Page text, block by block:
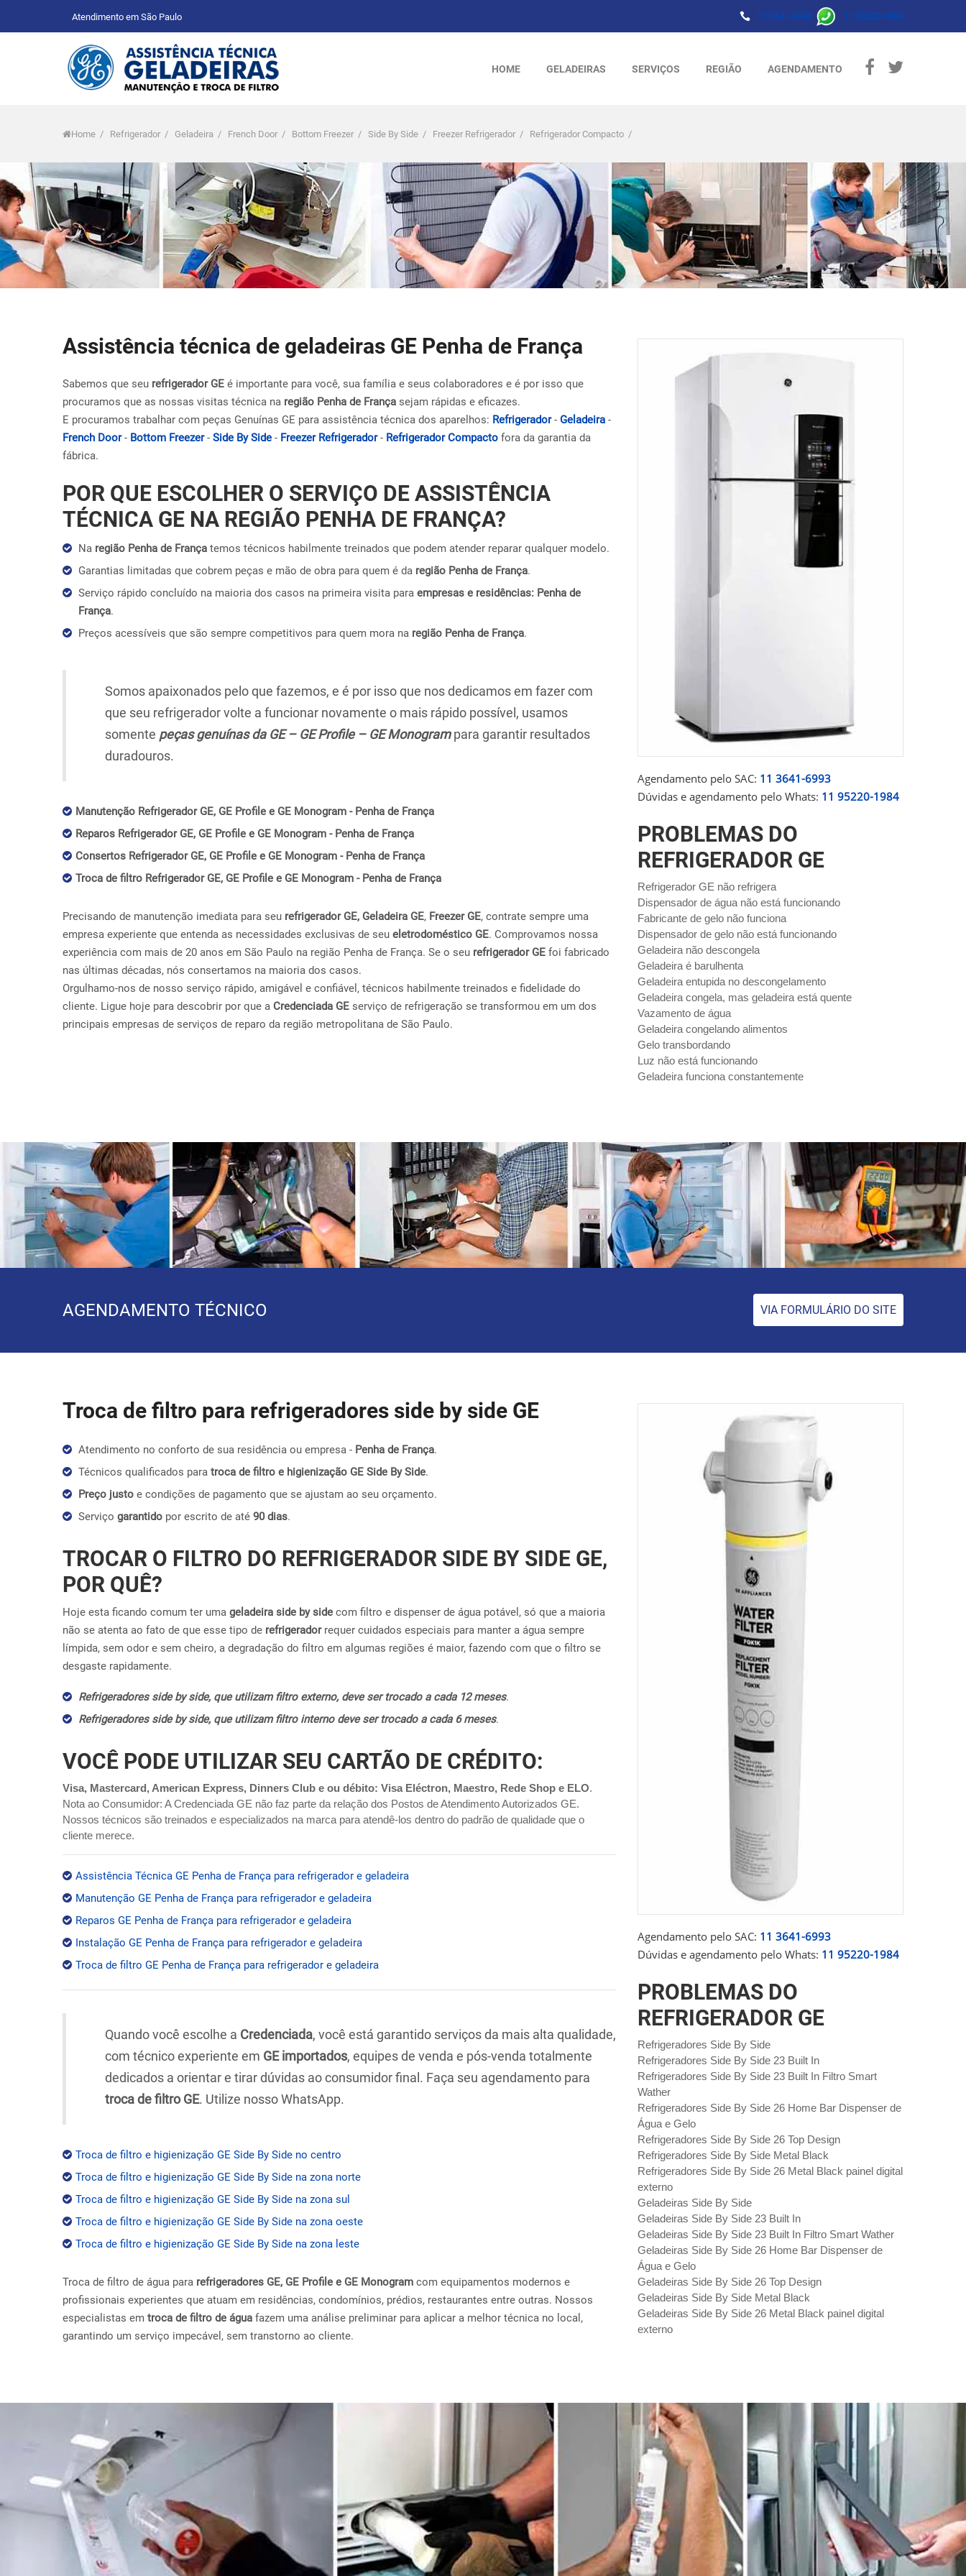
Atendimento em São Paulo 11 3641-6993 11 95220-1984
HOME GELADEIRAS SERVIÇOS REGIÃO AGENDAMENTO
Home / Refrigerador / Geladeira / French Door / Bottom Freezer / Side By Side / Freezer Refrigerador / Refrigerador Compacto /
Assistência técnica de geladeiras GE Penha de França
Sabemos que seu refrigerador GE é importante para você, sua família e seus colaboradores e é por isso que
procuramos que as nossas visitas técnica na região Penha de França sejam rápidas e eficazes.
E procuramos trabalhar com peças Genuínas GE para assistência técnica dos aparelhos: Refrigerador- Geladeira -
French Door- Bottom Freezer- Side By Side - Freezer Refrigerador- Refrigerador Compacto fora da garantia da
fábrica.
POR QUE ESCOLHER O SERVIÇO DE ASSISTÊNCIA
TÉCNICA GE NA REGIÃO PENHA DE FRANÇA?
Na região Penha de França temos técnicos habilmente treinados que podem atender reparar qualquer modelo.
Garantias limitadas que cobrem peças e mão de obra para quem é da região Penha de França.
Serviço rápido concluído na maioria dos casos na primeira visita para empresas e residências: Penha de
França.
Preços acessíveis que são sempre competitivos para quem mora na região Penha de França.
Somos apaixonados pelo que fazemos, e é por isso que nos dedicamos em fazer com
que seu refrigerador volte a funcionar novamente o mais rápido possível, usamos
somente peças genuínas da GE – GE Profile – GE Monogrampara garantir resultados
duradouros.
Manutenção Refrigerador GE, GE Profile e GE Monogram - Penha de França
Reparos Refrigerador GE, GE Profile e GE Monogram - Penha de França
Consertos Refrigerador GE, GE Profile e GE Monogram - Penha de França
Troca de filtro Refrigerador GE, GE Profile e GE Monogram - Penha de França
Precisando de manutenção imediata para seu refrigerador GE, Geladeira GE, Freezer GE, contrate sempre uma
empresa experiente que entenda as necessidades exclusivas de seu eletrodoméstico GE. Comprovamos nossa
experiência com mais de 20 anos em São Paulo na região Penha de França. Se o seu refrigerador GE foi fabricado
nas últimas décadas, nós consertamos na maioria dos casos.
Orgulhamo-nos de nosso serviço rápido, amigável e confiável, técnicos habilmente treinados e fidelidade do
cliente. Ligue hoje para descobrir por que a Credenciada GE serviço de refrigeração se transformou em um dos
principais empresas de serviços de reparo da região metropolitana de São Paulo.
Agendamento pelo SAC: 11 3641-6993
Dúvidas e agendamento pelo Whats: 11 95220-1984
PROBLEMAS DO
REFRIGERADOR GE
Refrigerador GE não refrigera
Dispensador de água não está funcionando
Fabricante de gelo não funciona
Dispensador de gelo não está funcionando
Geladeira não descongela
Geladeira é barulhenta
Geladeira entupida no descongelamento
Geladeira congela, mas geladeira está quente
Vazamento de água
Geladeira congelando alimentos
Gelo transbordando
Luz não está funcionando
Geladeira funciona constantemente
AGENDAMENTO TÉCNICO VIA FORMULÁRIO DO SITE
Troca de filtro para refrigeradores side by side GE
Atendimento no conforto de sua residência ou empresa - Penha de França.
Técnicos qualificados para troca de filtro e higienização GE Side By Side.
Preço justo e condições de pagamento que se ajustam ao seu orçamento.
Serviço garantido por escrito de até 90 dias.
TROCAR O FILTRO DO REFRIGERADOR SIDE BY SIDE GE,
POR QUÊ?
Hoje esta ficando comum ter uma geladeira side by side com filtro e dispenser de água potável, só que a maioria
não se atenta ao fato de que esse tipo de refrigeradorrequer cuidados especiais para manter a água sempre
límpida, sem odor e sem cheiro, a degradação do filtro em algumas regiões é maior, fazendo com que o filtro se
desgaste rapidamente.
Refrigeradores side by side, que utilizam filtro externo, deve ser trocado a cada 12 meses.
Refrigeradores side by side, que utilizam filtro interno deve ser trocado a cada 6 meses.
VOCÊ PODE UTILIZAR SEU CARTÃO DE CRÉDITO:
Visa, Mastercard, American Express, Dinners Club e ou débito: Visa Eléctron, Maestro, Rede Shop e ELO.
Nota ao Consumidor: A Credenciada GE não faz parte da relação dos Postos de Atendimento Autorizados GE.
Nossos técnicos são treinados e especializados na marca para atendê-los dentro do padrão de qualidade que o
cliente merece.
Assistência Técnica GE Penha de França para refrigerador e geladeira
Manutenção GE Penha de França para refrigerador e geladeira
Reparos GE Penha de França para refrigerador e geladeira
Instalação GE Penha de França para refrigerador e geladeira
Troca de filtro GE Penha de França para refrigerador e geladeira
Quando você escolhe a Credenciada, você está garantido serviços da mais alta qualidade,
com técnico experiente em GE importados, equipes de venda e pós-venda totalmente
dedicados a orientar e tirar dúvidas ao consumidor final. Faça seu agendamento para
troca de filtro GE. Utilize nosso WhatsApp.
Troca de filtro e higienização GE Side By Side no centro
Troca de filtro e higienização GE Side By Side na zona norte
Troca de filtro e higienização GE Side By Side na zona sul
Troca de filtro e higienização GE Side By Side na zona oeste
Troca de filtro e higienização GE Side By Side na zona leste
Troca de filtro de água para refrigeradores GE, GE Profile e GE Monogram com equipamentos modernos e
profissionais experientes que atuam em residências, condomínios, prédios, restaurantes entre outras. Nossos
especialistas em troca de filtro de água fazem uma análise preliminar para aplicar a melhor técnica no local,
garantindo um serviço impecável, sem transtorno ao cliente.
Agendamento pelo SAC: 11 3641-6993
Dúvidas e agendamento pelo Whats: 11 95220-1984
PROBLEMAS DO
REFRIGERADOR GE
Refrigeradores Side By Side
Refrigeradores Side By Side 23 Built In
Refrigeradores Side By Side 23 Built In Filtro Smart
Wather
Refrigeradores Side By Side 26 Home Bar Dispenser de
Água e Gelo
Refrigeradores Side By Side 26 Top Design
Refrigeradores Side By Side Metal Black
Refrigeradores Side By Side 26 Metal Black painel digital
externo
Geladeiras Side By Side
Geladeiras Side By Side 23 Built In
Geladeiras Side By Side 23 Built In Filtro Smart Wather
Geladeiras Side By Side 26 Home Bar Dispenser de
Água e Gelo
Geladeiras Side By Side 26 Top Design
Geladeiras Side By Side Metal Black
Geladeiras Side By Side 26 Metal Black painel digital
externo